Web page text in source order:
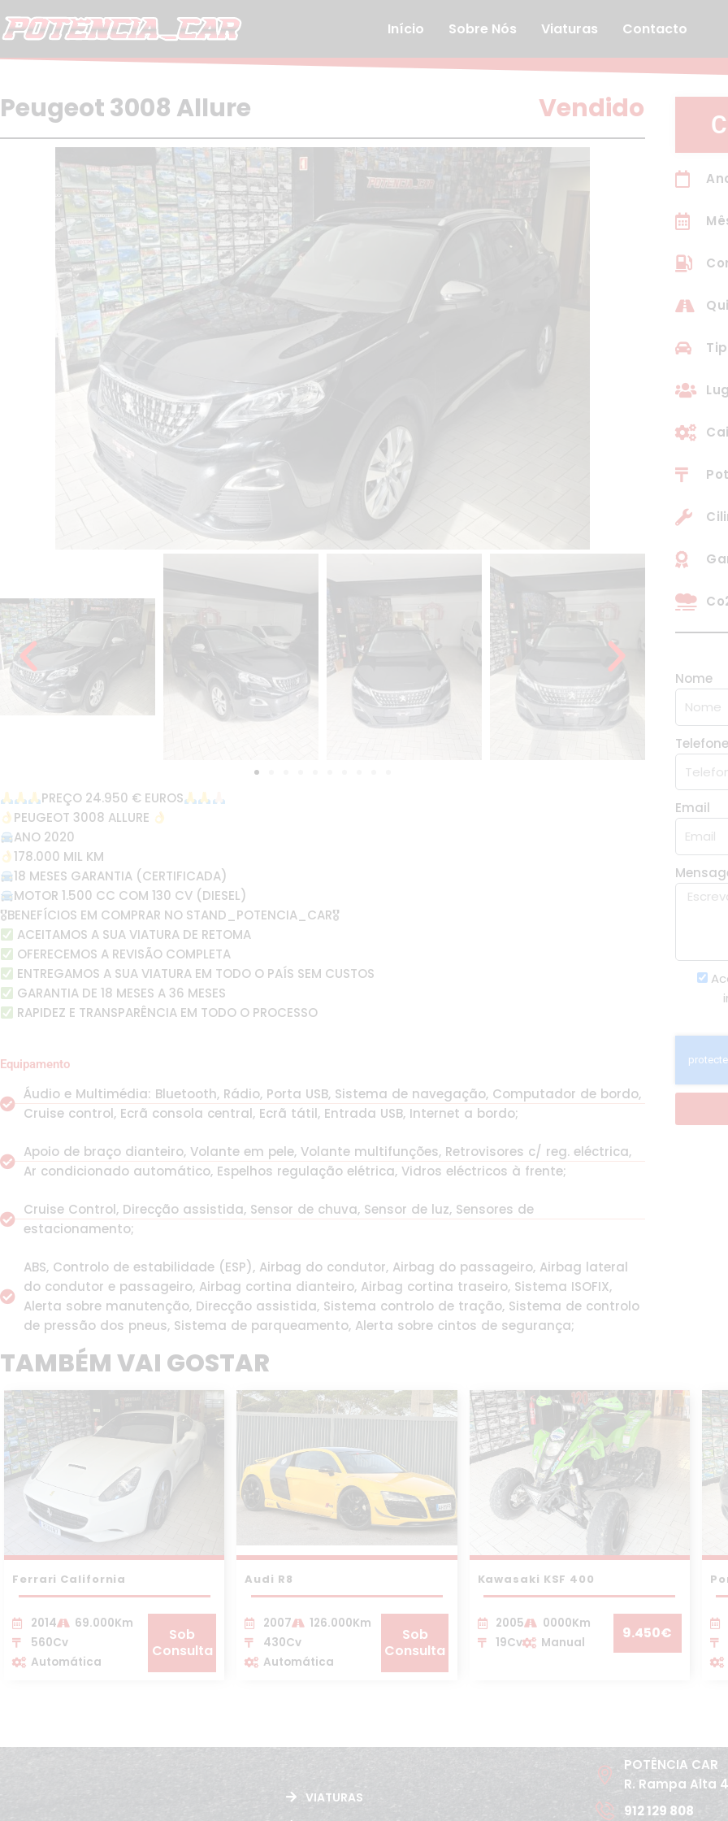
to
Início Sobre Nós Viaturas Contacto
Peugeot 3008 Allure Vendido
PREÇO 24.950 € EUROS
PEUGEOT 3008 ALLURE
ANO 2020
178.000 MIL KM
18 MESES GARANTIA (CERTIFICADA)
MOTOR 1.500 CC COM 130 CV (DIESEL)
🎖BENEFÍCIOS EM COMPRAR NO STAND_POTENCIA_CAR🎖
ACEITAMOS A SUA VIATURA DE RETOMA
OFERECEMOS A REVISÃO COMPLETA
ENTREGAMOS A SUA VIATURA EM TODO O PAÍS SEM CUSTOS
GARANTIA DE 18 MESES A 36 MESES
RAPIDEZ E TRANSPARÊNCIA EM TODO O PROCESSO
Equipamento
Áudio e Multimédia: Bluetooth, Rádio, Porta USB, Sistema de navegação, Computador de bordo,
Cruise control, Ecrã consola central, Ecrã tátil, Entrada USB, Internet a bordo;
Apoio de braço dianteiro, Volante em pele, Volante multifunções, Retrovisores c/ reg. eléctrica,
Ar condicionado automático, Espelhos regulação elétrica, Vidros eléctricos à frente;
Cruise Control, Direcção assistida, Sensor de chuva, Sensor de luz, Sensores de
estacionamento;
ABS, Controlo de estabilidade (ESP), Airbag do condutor, Airbag do passageiro, Airbag lateral
do condutor e passageiro, Airbag cortina dianteiro, Airbag cortina traseiro, Sistema ISOFIX,
Alerta sobre manutenção, Direcção assistida, Sistema controlo de tração, Sistema de controlo
de pressão dos pneus, Sistema de parqueamento, Alerta sobre cintos de segurança;
Nome
Telefone
Email
TAMBÉM VAI GOSTAR
Ferrari California
2014
69.000Km
560Cv
Automática
Sob
Consulta
Audi R8
2007
126.000Km
430Cv
Automática
Sob
Consulta
Kawasaki KSF 400
2005
0000Km
19Cv
Manual
9.450€
VIATURAS
POTÊNCIA CAR
R. Rampa Alta
912 129 808